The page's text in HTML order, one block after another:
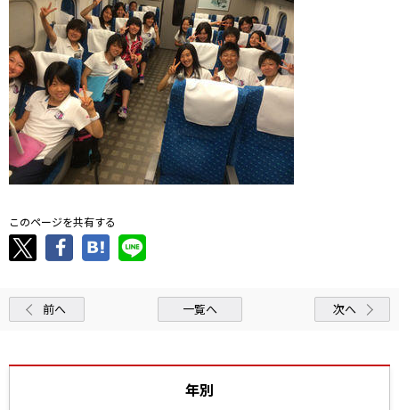
このページを共有する
前へ 一覧へ 次へ
年別